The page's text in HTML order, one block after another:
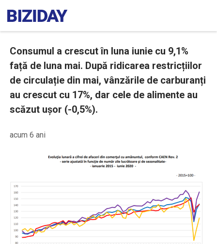
Consumul a crescut în luna iunie cu 9,1%
față de luna mai. După ridicarea restricțiilor
de circulație din mai, vânzările de carburanți
au crescut cu 17%, dar cele de alimente au
scăzut ușor (-0,5%).
acum 6 ani